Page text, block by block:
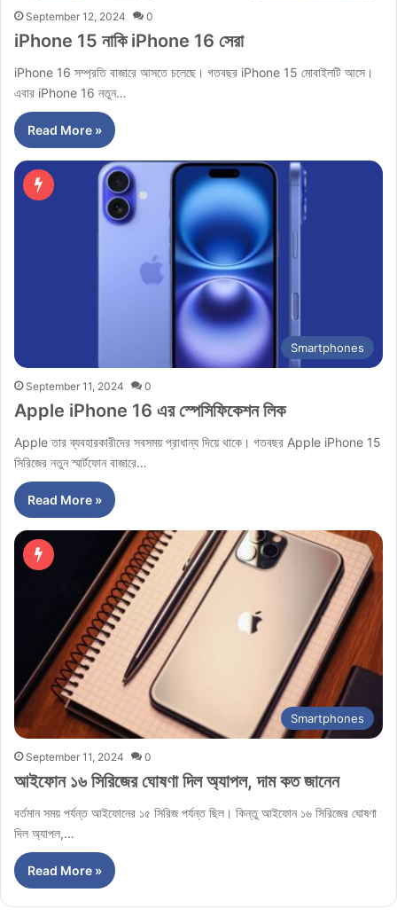
September 12, 2024 0
iPhone 15 নাকি iPhone 16 সেরা
iPhone 16 সম্প্রতি বাজারে আসতে চলেছে। গতবছর iPhone 15 মোবাইলটি আসে।
এবার iPhone 16 নতুন…
Read More »
Smartphones
September 11, 2024 0
Apple iPhone 16 এর স্পেসিফিকেশন লিক
Apple তার ব্যবহারকারীদের সবসময় প্রাধান্য দিয়ে থাকে। গতবছর Apple iPhone 15
সিরিজের নতুন স্মার্টফোন বাজারে…
Read More »
Smartphones
September 11, 2024 0
আইফোন ১৬ সিরিজের ঘোষণা দিল অ্যাপল, দাম কত জানেন
বর্তমান সময় পর্যন্ত আইফোনের ১৫ সিরিজ পর্যন্ত ছিল। কিন্তু আইফোন ১৬ সিরিজের ঘোষণা
দিল অ্যাপল,…
Read More »